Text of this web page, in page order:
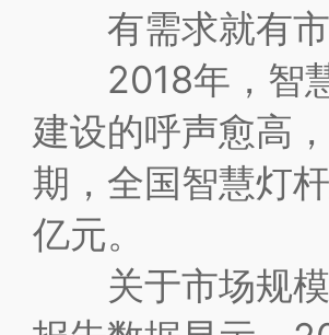
有需求就有市
2018年，智慧
建设的呼声愈高
期，全国智慧灯
亿元。
关于市场规模